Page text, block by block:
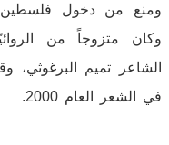
ومنع من دخول فلسطين
وكان متزوجاً من
الشاعر تميم
في الشعر العام 2000.